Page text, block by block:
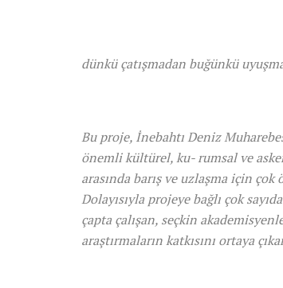
dünkü çatışmadan buğünkü
Bu proje, İnebahtı Deniz
önemli kültürel, ku- rumsal ve
arasında barış ve uzlaşma için
Dolayısıyla projeye bağlı çok
çapta çalışan, seçkin
araştırmaların katkısını ortaya